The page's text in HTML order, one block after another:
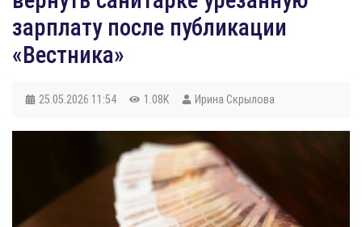
зарплату после публикации
«Вестника»
25.05.2026 11:54 1.08K Ирина Скрылова